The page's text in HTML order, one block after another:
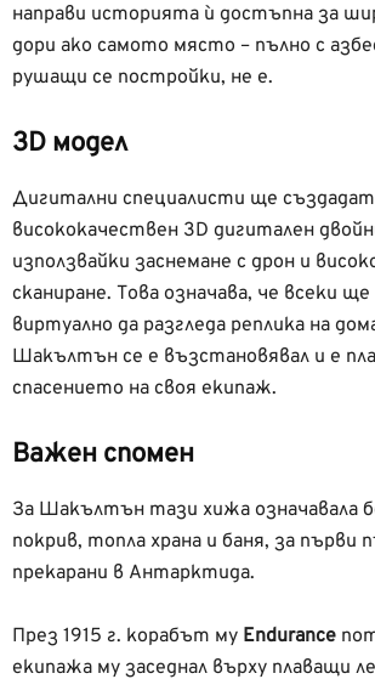
направи историята ѝ достъпна за
дори ако самото място – пълно с
рушащи се постройки, не е.
3D модел
Дигитални специалисти ще създадат
висококачествен 3D дигитален
използвайки заснемане с дрон и
сканиране. Това означава, че всеки
виртуално да разгледа реплика на
Шакълтън се е възстановявал и е
спасението на своя екипаж.
Важен спомен
За Шакълтън тази хижа означавала
покрив, топла храна и баня, за
прекарани в Антарктида.
През 1915 г. корабът му Endurance
екипажа му заседнал върху плаващи